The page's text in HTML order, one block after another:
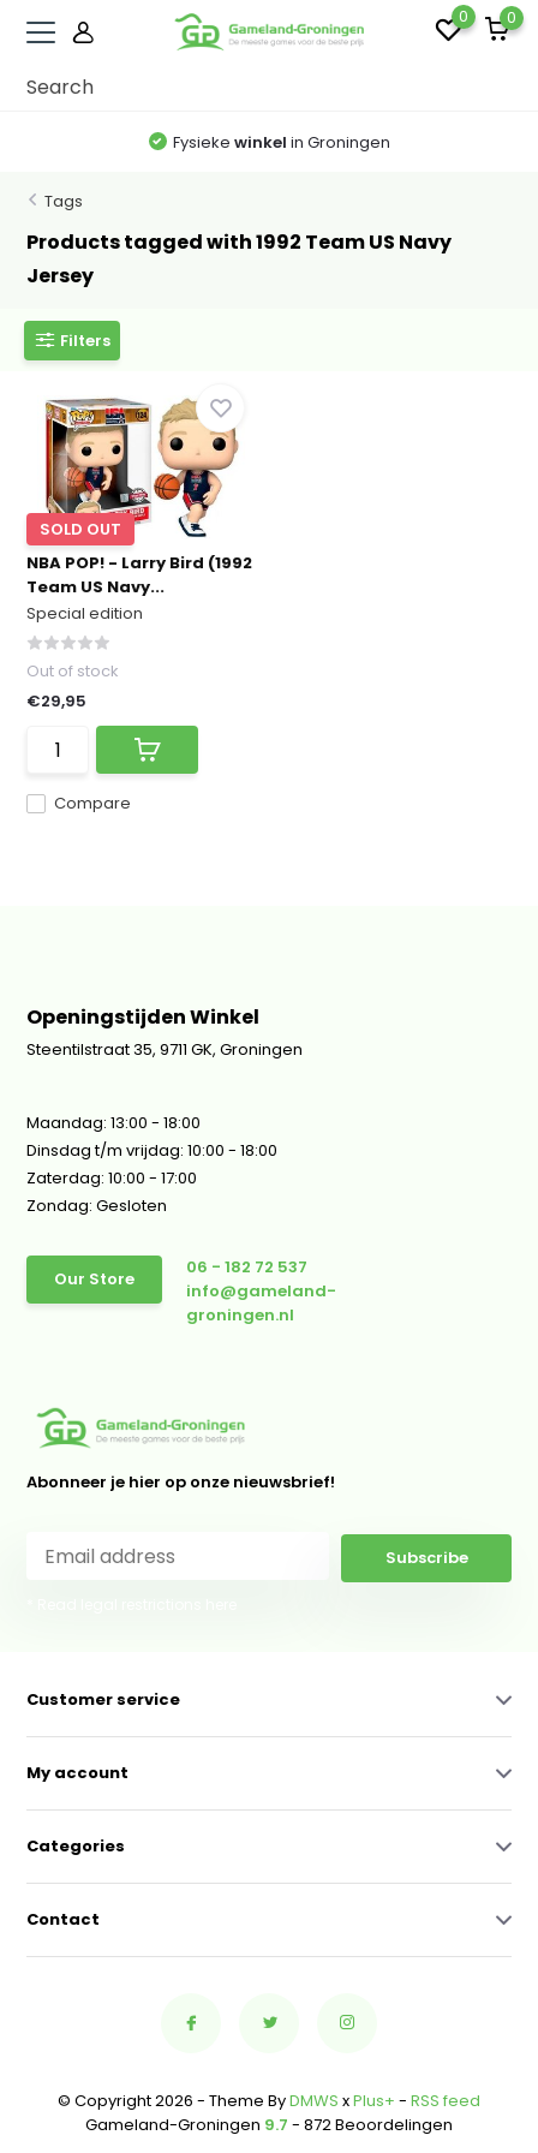
0 0
Fysieke winkel in Groningen
Tags
Products tagged with 1992 Team US Navy
Jersey
Filters
SOLD OUT
NBA POP! - Larry Bird (1992
Team US Navy...
Special edition
Compare
Out of stock
€29,95
Openingstijden Winkel
Steentilstraat 35, 9711 GK, Groningen
Maandag: 13:00 - 18:00
Dinsdag t/m vrijdag: 10:00 - 18:00
Zaterdag: 10:00 - 17:00
Zondag: Gesloten
Our Store
06 - 182 72 537
info@gameland-
groningen.nl
Abonneer je hier op onze nieuwsbrief!
Subscribe
Customer service
My account
Categories
Contact
© Copyright 2026 - Theme ByDMWS xPlus+ - RSS feed
Gameland-Groningen 9.7 - 872 Beoordelingen